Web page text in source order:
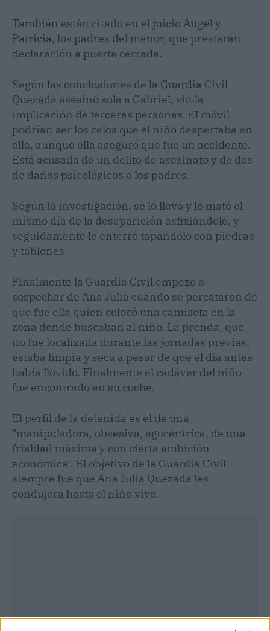
También están citado en el juicio Ángel y
Patricia, los padres del menor, que prestarán
declaración a puerta cerrada.
Según las conclusiones de la Guardia Civil
Quezada asesinó sola a Gabriel, sin la
implicación de terceras personas. El móvil
podrían ser los celos que el niño despertaba en
ella, aunque ella aseguró que fue un accidente.
Está acusada de un delito de asesinato y de dos
de daños psicológicos a los padres.
Según la investigación, se lo llevó y le mató el
mismo día de la desaparición asfixiándole, y
seguidamente le enterró tapándolo con piedras
y tablones.
Finalmente la Guardia Civil empezó a
sospechar de Ana Julia cuando se percataron de
que fue ella quien colocó una camiseta en la
zona donde buscaban al niño. La prenda, que
no fue localizada durante las jornadas previas,
estaba limpia y seca a pesar de que el día antes
había llovido. Finalmente el cadáver del niño
fue encontrado en su coche.
El perfil de la detenida es el de una
"manipuladora, obsesiva, egocéntrica, de una
frialdad máxima y con cierta ambición
económica". El objetivo de la Guardia Civil
siempre fue que Ana Julia Quezada les
condujera hasta el niño vivo.